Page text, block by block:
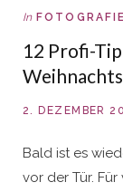
In FOTOGRAFIE
12 Profi-
2. DEZEMBER
Bald ist es
vor der Tür.